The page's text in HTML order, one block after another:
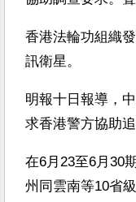
香港法輪功組織
訊衛星。
明報十日報導，
求香港警方協助
在6月23至6月30
州同雲南等10省